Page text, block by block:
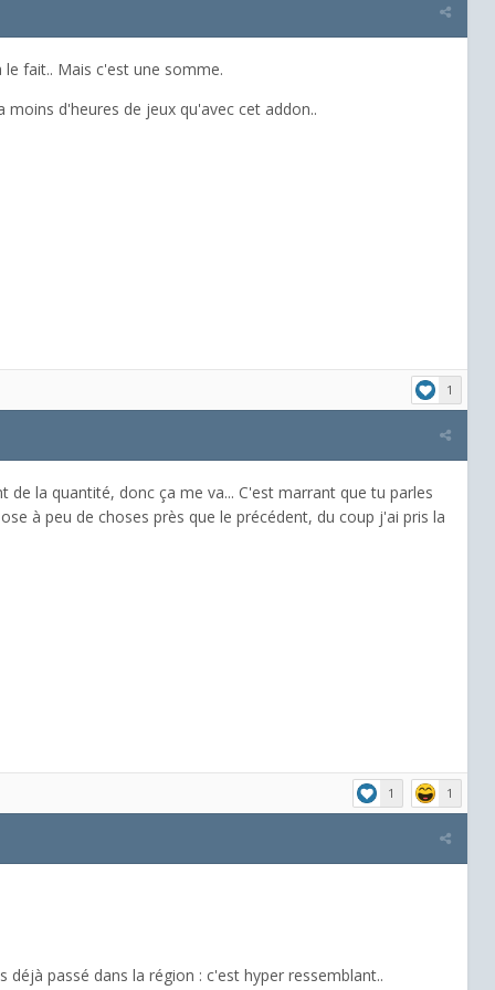
fait.. Mais c'est une somme.
d'heures de jeux qu'avec cet addon..
1
la quantité, donc ça me va... C'est marrant que tu parles
à peu de choses près que le précédent, du coup j'ai pris la
1 1
déjà passé dans la région : c'est hyper ressemblant..